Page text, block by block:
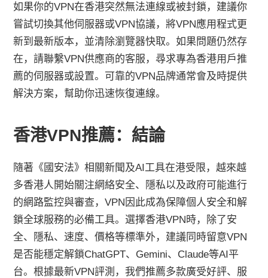
如果你的VPN在香港突然無法連線或被封鎖，建議你
嘗試切換其他伺服器或VPN協議，將VPN應用程式更
新到最新版本，並清除瀏覽器快取。如果問題仍然存
在，請聯繫VPN供應商的客服，尋求專為香港用戶推
薦的伺服器或設置。可靠的VPN品牌通常會及時提供
解決方案，幫助你迅速恢復連線。
香港VPN推薦：結論
隨著《國安法》相關新聞及AI工具在港受限，越來越
多香港人開始關注網絡安全、隱私以及政府可能進行
的網路監控與審查，VPN因此成為保障個人安全和解
鎖全球服務的必備工具。選擇香港VPN時，除了安
全、隱私、速度、價格等標準外，建議同時留意VPN
是否能穩定解鎖ChatGPT、Gemini、Claude等AI平
台。根據最新VPN評測，我們推薦多款廣受好評、服